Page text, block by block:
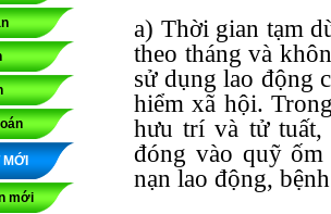
mới
a) Thời gian tạm
theo tháng và
sử dụng lao động
hiểm xã hội.
hưu trí và tử tuất,
đóng vào quỹ
nạn lao động,